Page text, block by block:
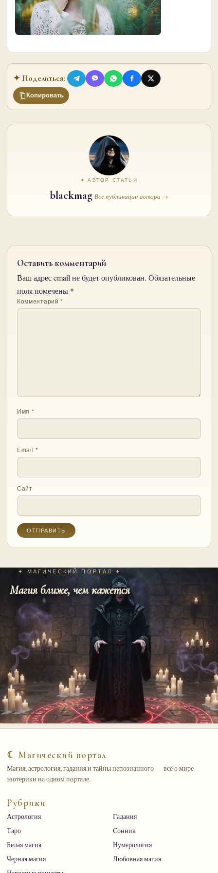
✦ Поделиться:
Копировать
✦ АВТОР СТАТЬИ
blackmag Все публикации автора →
Оставить комментарий
Ваш адрес email не будет опубликован. Обязательные
поля помечены *
Комментарий*
Имя *
Email*
Сайт
✦ МАГИЧЕСКИЙ ПОРТАЛ ✦
Магия ближе, чем кажется
☾ Магический портал
Магия, астрология, гадания и тайны непознанного — всё о мире
эзотерики на одном портале.
Рубрики
Астрология
Гадания
Таро
Сонник
Белая магия
Нумерология
Черная магия
Любовная магия